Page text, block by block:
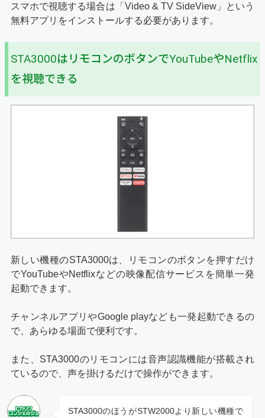
スマホで視聴する場合は「 Video & TV SideView」という
無料アプリをインストールする必要があります。
STA3000はリモコンのボタンでYouTubeやNetflix
を視聴できる
新しい機種のSTA3000は、リモコンのボタンを押すだけ
でYouTubeやNetflixなどの映像配信サービスを簡単一発
起動できます。
チャンネルアプリやGoogle playなども一発起動できるの
で、あらゆる場面で便利です。
また、STA3000のリモコンには音声認識機能が搭載され
ているので、声を掛けるだけで操作ができます。
STA3000のほうがSTW2000より新しい機種で